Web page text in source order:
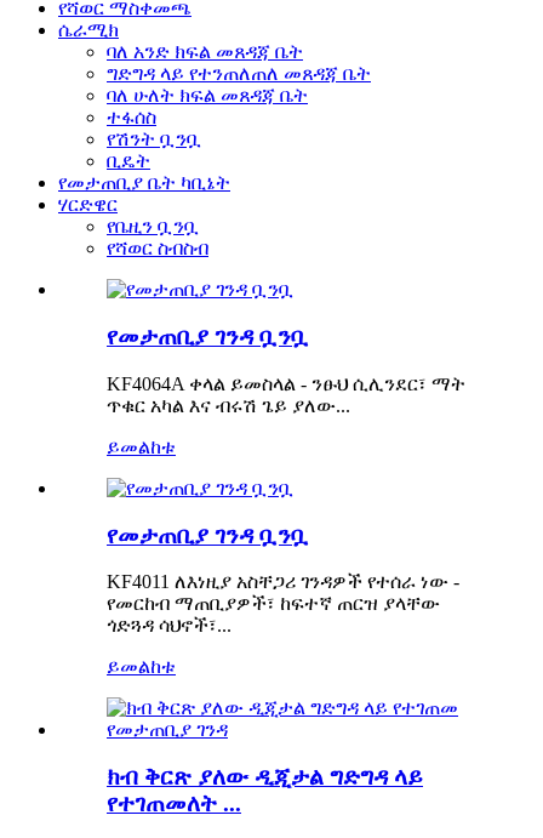
የሻወር ማስቀመጫ
ሴራሚክ
ባለ አንድ ክፍል መጸዳጃ ቤት
ግድግዳ ላይ የተንጠለጠለ መጸዳጃ ቤት
ባለ ሁለት ክፍል መጸዳጃ ቤት
ተፋሰስ
የሽንት ቧንቧ
ቢዴት
የመታጠቢያ ቤት ካቢኔት
ሃርድዌር
የቤዚን ቧንቧ
የሻወር ስብስብ
የመታጠቢያ ገንዳ ቧንቧ
KF4064A ቀላል ይመስላል - ንፁህ ሲሊንደር፣ ማት
ጥቁር አካል እና ብሩሽ ጌይ ያለው...
ይመልከቱ
የመታጠቢያ ገንዳ ቧንቧ
KF4011 ለእነዚያ አስቸጋሪ ገንዳዎች የተሰራ ነው -
የመርከብ ማጠቢያዎች፣ ከፍተኛ ጠርዝ ያላቸው
ጎድጓዳ ሳህኖች፣...
ይመልከቱ
ክብ ቅርጽ ያለው ዲጂታል ግድግዳ ላይ
የተገጠመለት ...